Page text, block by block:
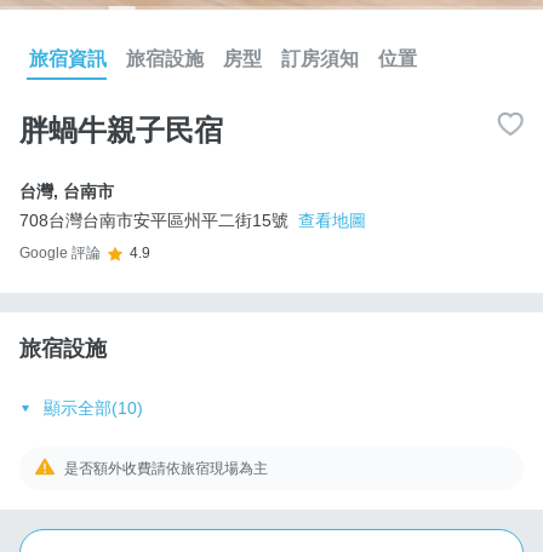
旅宿資訊 旅宿設施 房型 訂房須知 位置
胖蝸牛親子民宿
台灣, 台南市
708台灣台南市安平區州平二街15號 查看地圖
Google 評論 4.9
旅宿設施
顯示全部(10)
是否額外收費請依旅宿現場為主